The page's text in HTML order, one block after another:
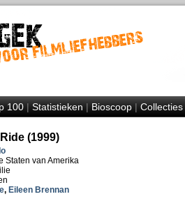
100|Statistieken|Bioscoop|Collecties
(1999)
Staten van Amerika
, Eileen Brennan